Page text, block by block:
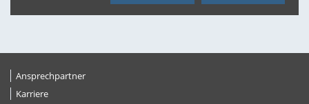
Ansprechpartner
Karriere